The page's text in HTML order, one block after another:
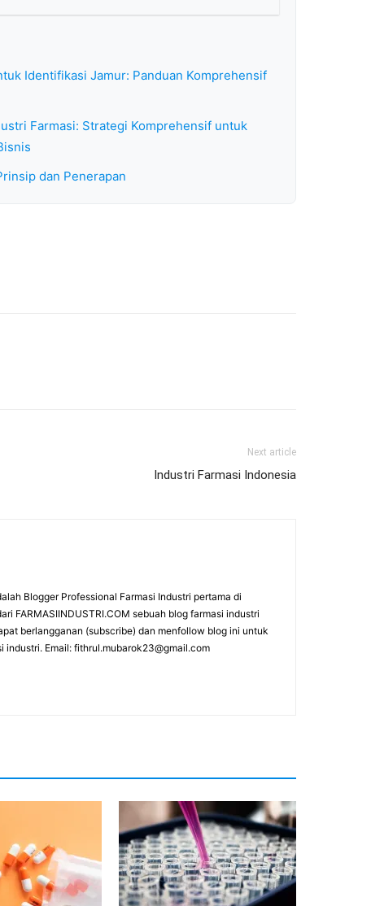
Identifikasi Jamur: Panduan Komprehensif
Farmasi: Strategi Komprehensif untuk
dan Penerapan
Next article
Industri Farmasi Indonesia
Blogger Professional Farmasi Industri pertama di
FARMASIINDUSTRI.COM sebuah blog farmasi industri
berlangganan (subscribe) dan menfollow blog ini untuk
industri. Email: fithrul.mubarok23@gmail.com